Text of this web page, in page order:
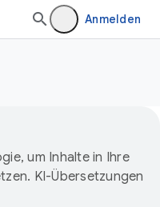
Anmelden
um Inhalte in Ihre
KI-Übersetzungen